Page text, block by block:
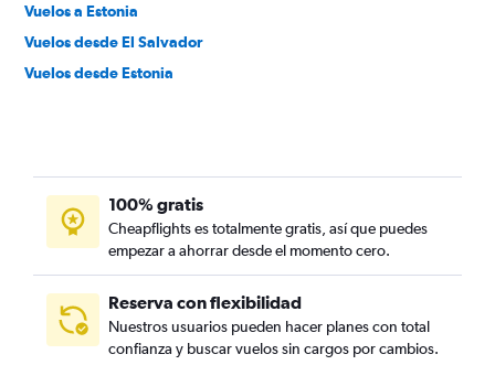
Vuelos a Estonia
Vuelos desde El Salvador
Vuelos desde Estonia
100% gratis
Cheapflights es totalmente gratis, así que puedes
empezar a ahorrar desde el momento cero.
Reserva con flexibilidad
Nuestros usuarios pueden hacer planes con total
confianza y buscar vuelos sin cargos por cambios.